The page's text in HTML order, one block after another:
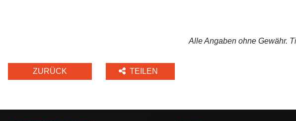
Alle Angaben ohne Gewähr.
ZURÜCK TEILEN